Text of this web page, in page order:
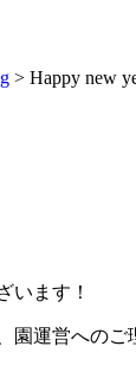
> Happy new
います！
園運営へのご